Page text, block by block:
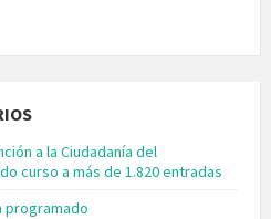
a la Ciudadanía del
curso a más de 1.820 entradas
programado